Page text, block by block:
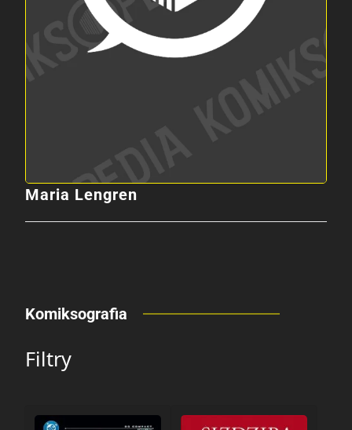
Maria Lengren
Komiksografia
Filtry